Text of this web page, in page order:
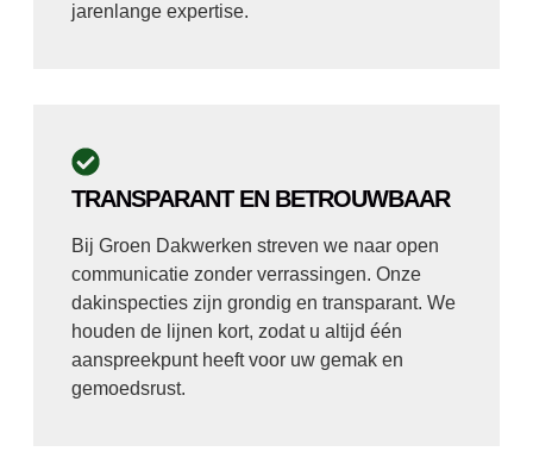
jarenlange expertise.
TRANSPARANT EN BETROUWBAAR
Bij Groen Dakwerken streven we naar open
communicatie zonder verrassingen. Onze
dakinspecties zijn grondig en transparant. We
houden de lijnen kort, zodat u altijd één
aanspreekpunt heeft voor uw gemak en
gemoedsrust.